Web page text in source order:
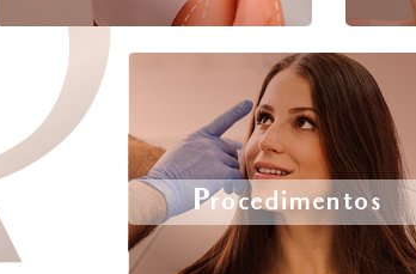
Procedimentos